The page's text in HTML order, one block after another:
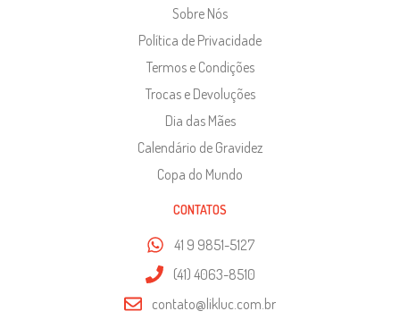
Sobre Nós
Política de Privacidade
Termos e Condições
Trocas e Devoluções
Dia das Mães
Calendário de Gravidez
Copa do Mundo
CONTATOS
41 9 9851-5127
(41) 4063-8510
contato@likluc.com.br